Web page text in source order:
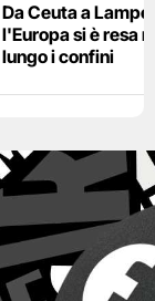
Da Ceuta a
l'Europa si è resa
lungo i confini